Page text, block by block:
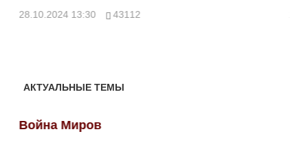
28.10.2024 13:30 43112
АКТУАЛЬНЫЕ ТЕМЫ
Война Миров